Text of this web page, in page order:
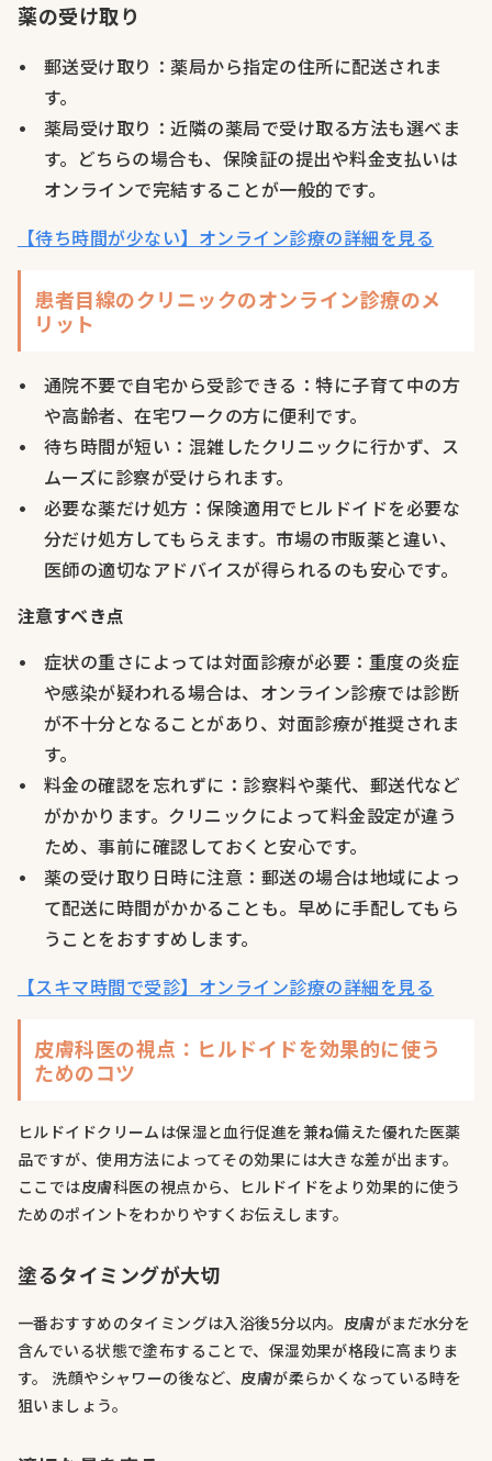
薬の受け取り
郵送受け取り：薬局から指定の住所に配送されま
す。
薬局受け取り：近隣の薬局で受け取る方法も選べま
す。どちらの場合も、保険証の提出や料金支払いは
オンラインで完結することが一般的です。
【待ち時間が少ない】オンライン診療の詳細を見る
患者目線のクリニックのオンライン診療のメ
リット
通院不要で自宅から受診できる：特に子育て中の方
や高齢者、在宅ワークの方に便利です。
待ち時間が短い：混雑したクリニックに行かず、ス
ムーズに診察が受けられます。
必要な薬だけ処方：保険適用でヒルドイドを必要な
分だけ処方してもらえます。市場の市販薬と違い、
医師の適切なアドバイスが得られるのも安心です。
注意すべき点
症状の重さによっては対面診療が必要：重度の炎症
や感染が疑われる場合は、オンライン診療では診断
が不十分となることがあり、対面診療が推奨されま
す。
料金の確認を忘れずに：診察料や薬代、郵送代など
がかかります。クリニックによって料金設定が違う
ため、事前に確認しておくと安心です。
薬の受け取り日時に注意：郵送の場合は地域によっ
て配送に時間がかかることも。早めに手配してもら
うことをおすすめします。
【スキマ時間で受診】オンライン診療の詳細を見る
皮膚科医の視点：ヒルドイドを効果的に使う
ためのコツ
ヒルドイドクリームは保湿と血行促進を兼ね備えた優れた医薬
品ですが、使用方法によってその効果には大きな差が出ます。
ここでは皮膚科医の視点から、ヒルドイドをより効果的に使う
ためのポイントをわかりやすくお伝えします。
塗るタイミングが大切
一番おすすめのタイミングは入浴後5分以内。皮膚がまだ水分を
含んでいる状態で塗布することで、保湿効果が格段に高まりま
す。 洗顔やシャワーの後など、皮膚が柔らかくなっている時を
狙いましょう。